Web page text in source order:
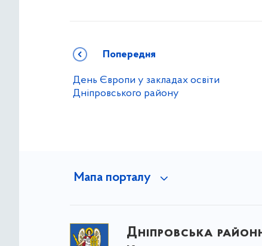
Попередня
День Європи у закладах освіти
Дніпровського району
Мапа порталу
Дніпровська